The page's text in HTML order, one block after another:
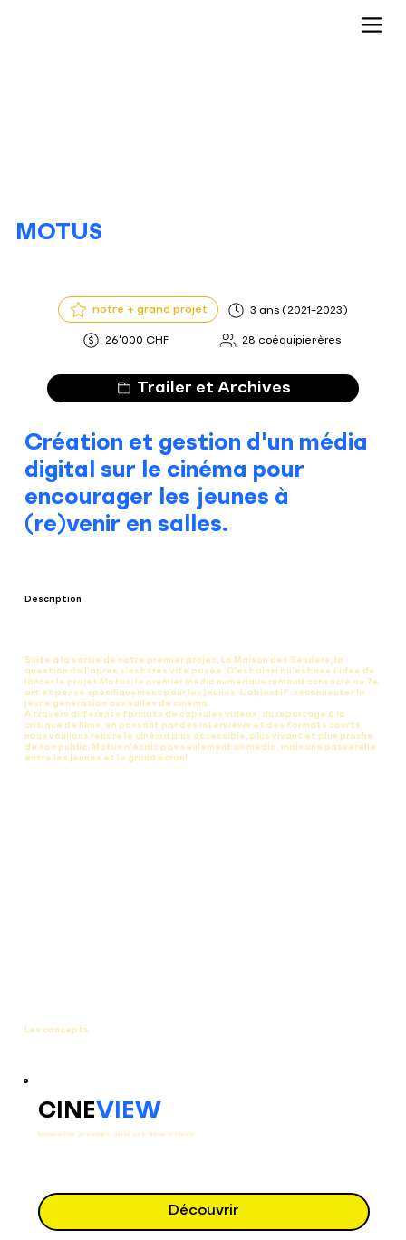
26'000 CHF
MOTUS
Création et gestion d'un média
digital sur le cinéma pour
encourager les jeunes à
(re)venir en salles.
28 coéquipier·ères
Trailer et Archives
notre + grand projet 3 ans (2021-2023)
Description
Suite à la sortie de notre premier projet, La Maison des Senders, la
question de l’après s’est très vite posée. C’est ainsi qu’est née l’idée de
lancer le projet Motus, le premier média numérique romand consacré au 7e
art et pensé spécifiquement pour les jeunes. L’objectif : reconnecter la
jeune génération aux salles de cinéma.
À travers différents formats de capsules vidéos, du reportage à la
critique de films, en passant par des interviews et des formats courts,
nous voulions rendre le cinéma plus accessible, plus vivant et plus proche
de son public. Motus n’était pas seulement un média, mais une passerelle
entre les jeunes et le grand écran!
Les concepts
CINEVIEW
Interview d'une personnalité suisse sur le thème du cinéma.
Découvrir